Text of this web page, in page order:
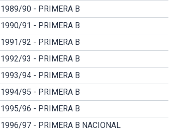
1989/90 - PRIMERA B
1990/91 - PRIMERA B
1991/92 - PRIMERA B
1992/93 - PRIMERA B
1993/94 - PRIMERA B
1994/95 - PRIMERA B
1995/96 - PRIMERA B
1996/97 - PRIMERA B NACIONAL